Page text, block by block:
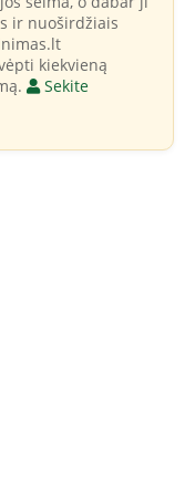
ir nuoširdžiais
kiekvieną
Sekite